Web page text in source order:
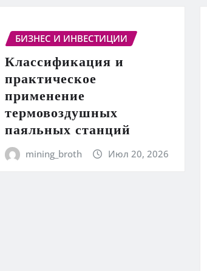
БИЗНЕС И ИНВЕСТИЦИИ
Классификация и
практическое
применение
термовоздушных
паяльных станций
mining_broth Июл 20, 2026